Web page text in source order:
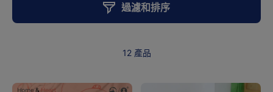
過濾和排序
12 產品